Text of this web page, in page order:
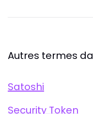
Autres termes
Satoshi
Security Token